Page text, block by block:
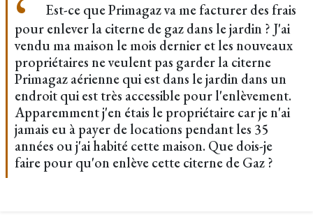
Est-ce que Primagaz va me facturer des frais
pour enlever la citerne de gaz dans le jardin ? J'ai
vendu ma maison le mois dernier et les nouveaux
propriétaires ne veulent pas garder la citerne
Primagaz aérienne qui est dans le jardin dans un
endroit qui est très accessible pour l'enlèvement.
Apparemment j'en étais le propriétaire car je n'ai
jamais eu à payer de locations pendant les 35
années ou j'ai habité cette maison. Que dois-je
faire pour qu'on enlève cette citerne de Gaz ?